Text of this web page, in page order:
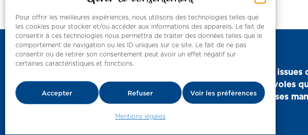
Pour offrir les meilleures expériences, nous utilisons des technologies telles que
les cookies pour stocker et/ou accéder aux informations des appareils. Le fait de
consentir à ces technologies nous permettra de traiter des données telles que le
comportement de navigation ou les ID uniques sur ce site. Le fait de ne pas
consentir ou de retirer son consentement peut avoir un effet négatif sur
certaines caractéristiques et fonctions.
Accepter Refuser Voir les préférences
Mentions légales
Nos ressources sont
des nombreux bénévoles
par le bais des diverses